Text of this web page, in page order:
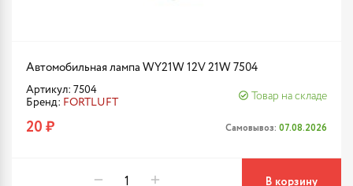
Автомобильная лампа WY21W 12V 21W 7504
Артикул: 7504
Бренд: FORTLUFT
Товар на складе
20 ₽ Самовывоз: 07.08.2026
В корзину